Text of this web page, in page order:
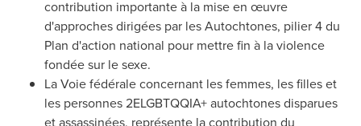
contribution importante à la mise en œuvre
d'approches dirigées par les Autochtones, pilier 4 du
Plan d'action national pour mettre fin à la violence
fondée sur le sexe.
La Voie fédérale concernant les femmes, les filles et
les personnes 2ELGBTQQIA+ autochtones disparues
et assassinées, représente la contribution du